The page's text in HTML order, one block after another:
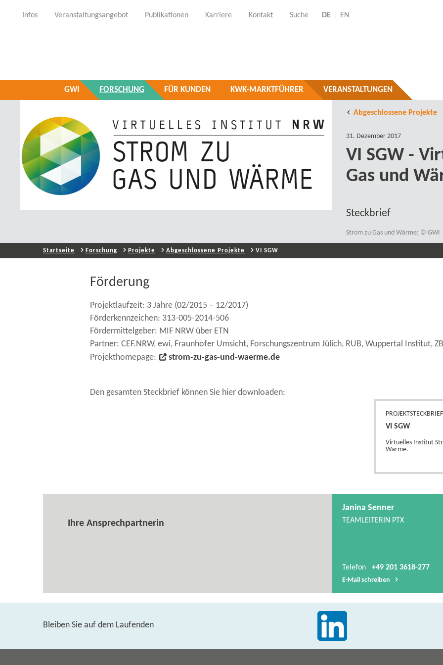
Infos Veranstaltungsangebot Publikationen Karriere Kontakt Suche DE EN
GWI FORSCHUNG FÜR KUNDEN KWK-MARKTFÜHRER VERANSTALTUNGEN
Abgeschlossene Projekte
31. Dezember 2017
VI SGW -
Gas und
Steckbrief
Strom zu Gas und Wärme; © GWI
Startseite Forschung Projekte Abgeschlossene Projekte VI SGW
Förderung
Projektlaufzeit: 3 Jahre (02/2015 – 12/2017)
Förderkennzeichen: 313-005-2014-506
Fördermittelgeber: MIF NRW über ETN
Partner: CEF.NRW, ewi, Fraunhofer Umsicht, Forschungszentrum Jülich, RUB, Wuppertal Institut,
Projekthomepage:
strom-​zu-gas-und-waerme.de
Den gesamten Steckbrief können Sie hier downloaden:
PROJEKTSTECKBRIEF
VI SGW
Virtuelles Institut
Wärme.
Ihre Ansprechpartnerin
Janina Senner
TEAMLEITERIN PTX
Telefon +49 201 3618-277
E-​Mail schreiben
Bleiben Sie auf dem Laufenden